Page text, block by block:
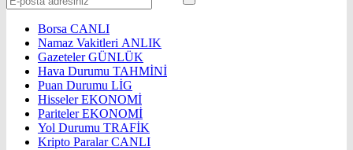
Borsa CANLI
Namaz Vakitleri ANLIK
GazetelerGÜNLÜK
Hava Durumu TAHMİNİ
Puan Durumu LİG
HisselerEKONOMİ
ParitelerEKONOMİ
Yol Durumu TRAFİK
Kripto ParalarCANLI